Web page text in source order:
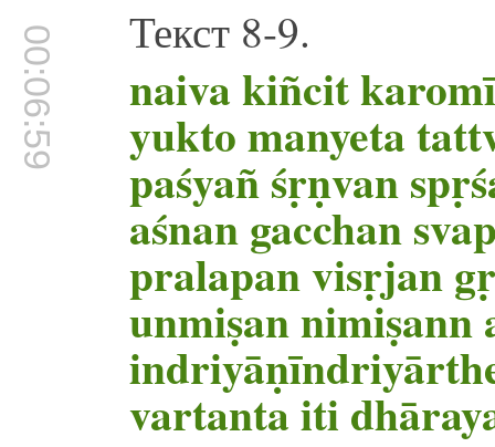
00:06:59 Текст 8-9.
naiva kiñcit
yukto manyeta
paśyañ śṛṇvan
aśnan gacchan
pralapan visṛjan
unmiṣan nimiṣann
vartanta iti